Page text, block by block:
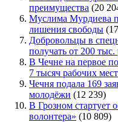
преимущества (20
Муслима Мурдиева
лишения свободы
Добровольцы в
получать от 200 тыс.
В Чечне на первое
7 тысяч рабочих мест
Чечня подала 169
молодёжи (12 239)
В Грозном стартует
волонтера» (10 809)